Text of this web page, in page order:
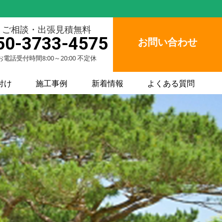
ご相談・出張見積無料
3733-4575
電話受付時間8:00～20:00 不定休
お問い合わせ
け 施工事例 新着情報 よくある質問